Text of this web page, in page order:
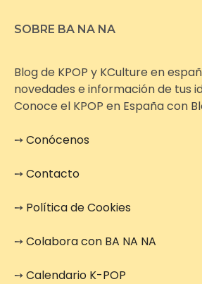
SOBRE BA NA NA
Blog de KPOP y KCulture en
novedades e información de tus
Conoce el KPOP en España con
➙Conócenos
➙Contacto
➙ Política de Cookies
➙Colabora con BA NA NA
➙Calendario K-POP